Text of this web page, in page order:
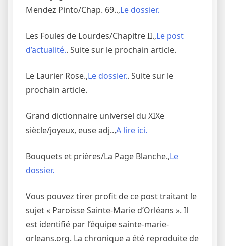
Mendez Pinto/Chap. 69..,Le dossier.
Les Foules de Lourdes/Chapitre II.,Le post
d’actualité.. Suite sur le prochain article.
Le Laurier Rose.,Le dossier.. Suite sur le
prochain article.
Grand dictionnaire universel du XIXe
siècle/joyeux, euse adj..,A lire ici.
Bouquets et prières/La Page Blanche.,Le
dossier.
Vous pouvez tirer profit de ce post traitant le
sujet « Paroisse Sainte-Marie d’Orléans ». Il
est identifié par l’équipe sainte-marie-
orleans.org. La chronique a été reproduite de